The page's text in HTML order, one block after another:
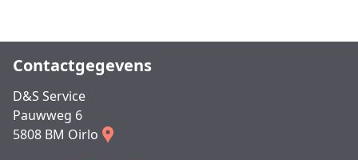
Contactgegevens
D&S Service
Pauwweg 6
5808 BM Oirlo